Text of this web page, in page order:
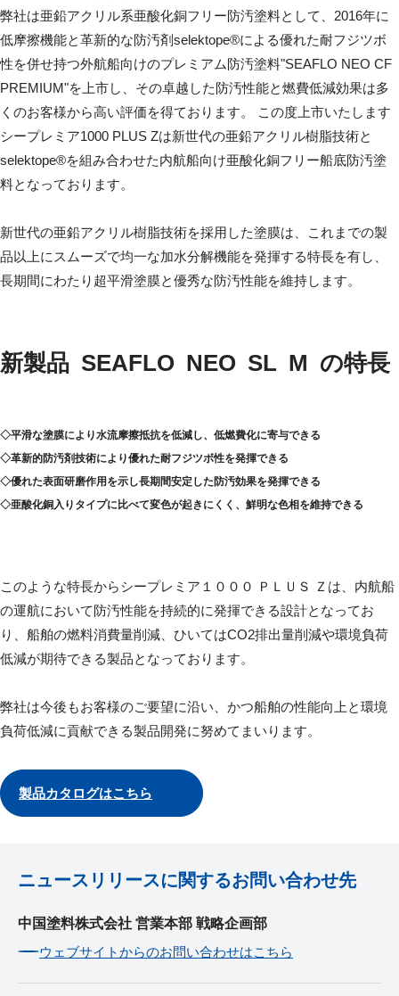
弊社は亜鉛アクリル系亜酸化銅フリー防汚塗料として、2016年に
低摩擦機能と革新的な防汚剤selektope®による優れた耐フジツボ
性を併せ持つ外航船向けのプレミアム防汚塗料"SEAFLO NEO CF
PREMIUM"を上市し、その卓越した防汚性能と燃費低減効果は多
くのお客様から高い評価を得ております。 この度上市いたします
シープレミア1000 PLUS Zは新世代の亜鉛アクリル樹脂技術と
selektope®を組み合わせた内航船向け亜酸化銅フリー船底防汚塗
料となっております。
新世代の亜鉛アクリル樹脂技術を採用した塗膜は、これまでの製
品以上にスムーズで均一な加水分解機能を発揮する特長を有し、
長期間にわたり超平滑塗膜と優秀な防汚性能を維持します。
新製品 SEAFLO NEO SL M の特長
◇平滑な塗膜により水流摩擦抵抗を低減し、低燃費化に寄与できる
◇革新的防汚剤技術により優れた耐フジツボ性を発揮できる
◇優れた表面研磨作用を示し長期間安定した防汚効果を発揮できる
◇亜酸化銅入りタイプに比べて変色が起きにくく、鮮明な色相を維持できる
このような特長からシープレミア１０００ ＰＬＵＳ Ｚは、内航船
の運航において防汚性能を持続的に発揮できる設計となってお
り、船舶の燃料消費量削減、ひいてはCO2排出量削減や環境負荷
低減が期待できる製品となっております。
弊社は今後もお客様のご要望に沿い、かつ船舶の性能向上と環境
負荷低減に貢献できる製品開発に努めてまいります。
製品カタログはこちら
ニュースリリースに関するお問い合わせ先
中国塗料株式会社 営業本部 戦略企画部
ウェブサイトからのお問い合わせはこちら